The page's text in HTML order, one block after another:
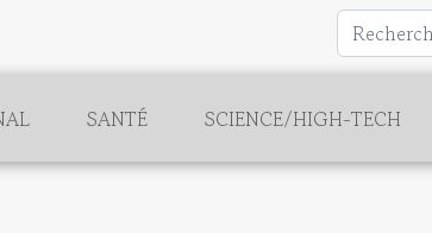
SANTÉ SCIENCE/HIGH-TECH